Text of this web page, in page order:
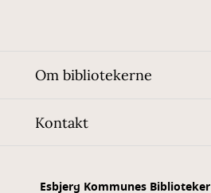
Om bibliotekerne
Kontakt
Esbjerg Kommunes Biblioteker